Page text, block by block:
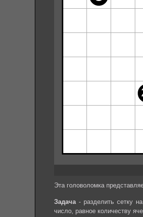
Эта головоломка
Задача- разделить сетку
число, равное количеству